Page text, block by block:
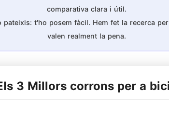
comparativa clara i útil.
t'ho posem fàcil. Hem fet la recerca
valen realment la pena.
3 Millors corrons per a